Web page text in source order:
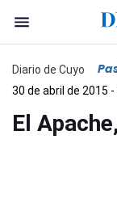
Diario de Cuyo
30 de abril de 2015 -
El